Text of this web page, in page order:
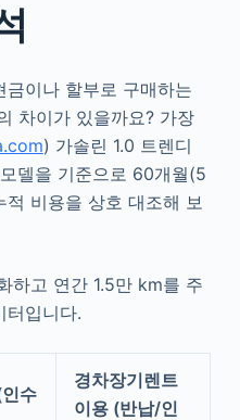
이나 할부로 구매하는
차이가 있을까요? 가장
) 가솔린 1.0 트렌디
델을 기준으로 60개월(5
비용을 상호 대조해 보
하고 연간 1.5만 km를 주
터입니다.
수
경차장기렌트
이용 (반납/인